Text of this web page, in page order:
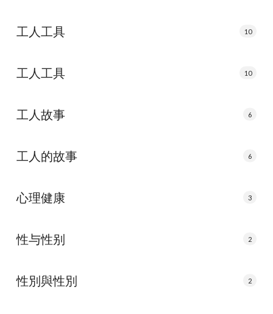
工人工具 10
工人工具 10
工人故事 6
工人的故事 6
心理健康 3
性与性别 2
性別與性別 2